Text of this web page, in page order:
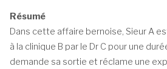
Résumé
Dans cette affaire bernoise, Sieur A
à la clinique B par le Dr C pour une
demande sa sortie et réclame une